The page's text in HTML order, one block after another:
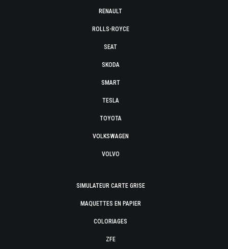
RENAULT
ROLLS-ROYCE
SEAT
SKODA
SMART
TESLA
TOYOTA
VOLKSWAGEN
VOLVO
SIMULATEUR CARTE GRISE
MAQUETTES EN PAPIER
COLORIAGES
ZFE